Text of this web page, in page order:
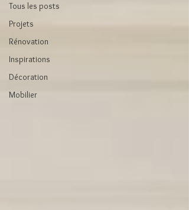
Tous les posts
Projets
Rénovation
Inspirations
Décoration
Mobilier